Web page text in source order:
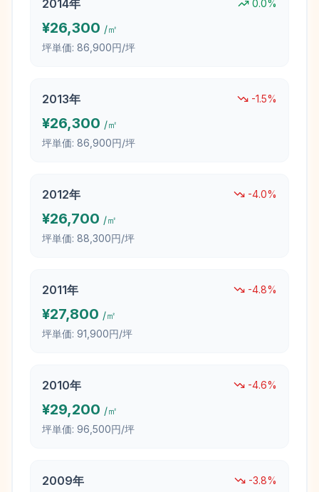
2014年 0.0%
¥26,300 /㎡
坪単価: 86,900円/坪
2013年 -1.5%
¥26,300 /㎡
坪単価: 86,900円/坪
2012年 -4.0%
¥26,700 /㎡
坪単価: 88,300円/坪
2011年 -4.8%
¥27,800 /㎡
坪単価: 91,900円/坪
2010年 -4.6%
¥29,200 /㎡
坪単価: 96,500円/坪
2009年 -3.8%